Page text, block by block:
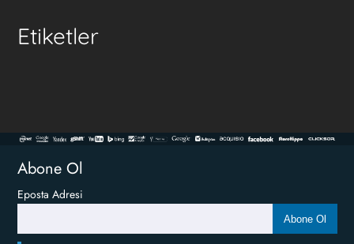
Etiketler
Abone Ol
Eposta Adresi
Abone Ol